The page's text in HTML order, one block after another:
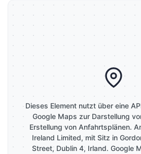
Dieses Element nutzt über eine
Google Maps zur Darstellung
Erstellung von Anfahrtsplänen.
Ireland Limited, mit Sitz in
Street, Dublin 4, Irland. Google